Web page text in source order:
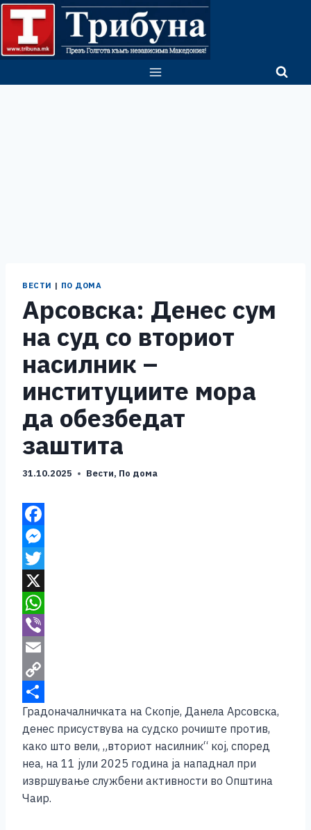
Skip
content
ВЕСТИ | ПО ДОМА
Арсовска: Денес сум
на суд со вториот
насилник –
институциите мора
да обезбедат
заштита
31.10.2025 Вести, По дома
F
a
c
e
b
o
o
k
M
e
s
s
e
n
g
e
r
T
w
t
t
e
r
X
W
h
a
s
A
p
p
V
b
e
r
E
m
a
i
l
C
o
p
y
L
i
S
h
a
r
e
Градоначалничката на Скопје, Данела Арсовска,
денес присуствува на судско рочиште против,
како што вели, „вториот насилник“ кој, според
неа, на 11 јули 2025 година ја нападнал при
извршување службени активности во Општина
Чаир.